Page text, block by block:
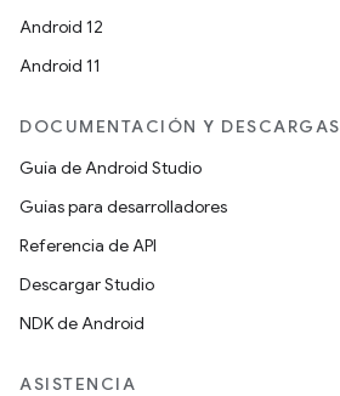
Android 12
Android 11
DOCUMENTACIÓN Y DESCARGAS
Guía de Android Studio
Guías para desarrolladores
Referencia de API
Descargar Studio
NDK de Android
ASISTENCIA